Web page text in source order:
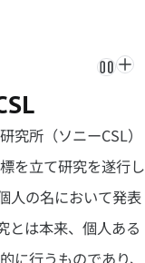
ブ
ム
ー
ビ
ー
を
停
止
ブ
ム
ビ
ー
の
説
明
を
所（ソニーCSL）
を立て研究を遂行し
人の名において発表
とは本来、個人ある
に行うものであり、